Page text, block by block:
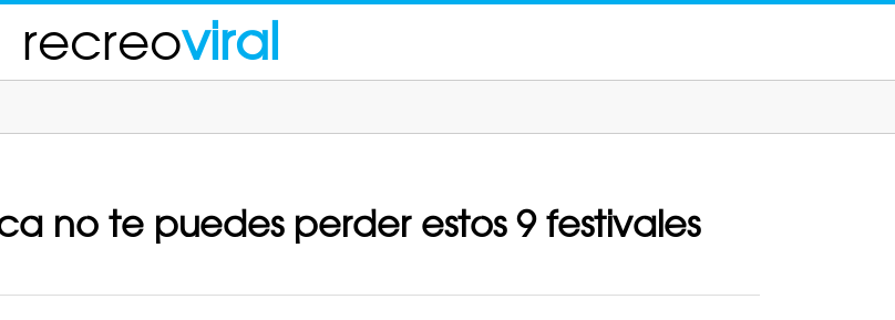
recreoviral
no te puedes perder estos 9 festivales